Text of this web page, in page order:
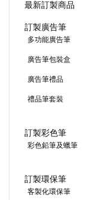
最新訂製商品
訂製廣告筆
多功能廣告筆
廣告筆包裝盒
廣告筆禮品
禮品筆套裝
訂製彩色筆
彩色鉛筆及蠟筆
訂製環保筆
客製化環保筆